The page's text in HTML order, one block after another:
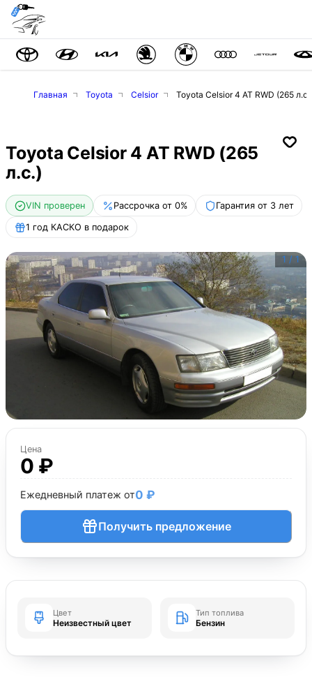
Главная Toyota Celsior Toyota Celsior 4 AT RWD (265 л.с.)
Toyota Celsior 4 AT RWD (265
л.с.)
VIN проверен Рассрочка от 0% Гарантия от 3 лет
1 год КАСКО в подарок
1 / 1
Цена
0 ₽
Ежедневный платеж от0 ₽
Получить предложение
Цвет
Неизвестный цвет
Тип топлива
Бензин